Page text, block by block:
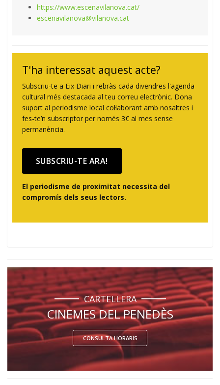
https://www.escenavilanova.cat/
escenavilanova@vilanova.cat
T'ha interessat aquest acte?
Subscriu-te a Eix Diari i rebràs cada divendres l'agenda
cultural més destacada al teu correu electrònic. Dona
suport al periodisme local col·laborant amb nosaltres i
fes-te’n subscriptor per només 3€ al mes sense
permanència.
SUBSCRIU-TE ARA!
El periodisme de proximitat necessita del
compromís dels seus lectors.
CARTELLERA
CINEMES DEL PENEDÈS
CONSULTA HORARIS